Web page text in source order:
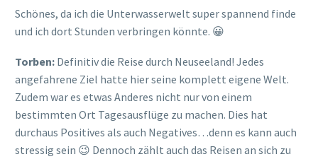
Schönes, da ich die Unterwasserwelt super spannend finde
und ich dort Stunden verbringen könnte. 😀
Torben: Definitiv die Reise durch Neuseeland! Jedes
angefahrene Ziel hatte hier seine komplett eigene Welt.
Zudem war es etwas Anderes nicht nur von einem
bestimmten Ort Tagesausflüge zu machen. Dies hat
durchaus Positives als auch Negatives…denn es kann auch
stressig sein 😉 Dennoch zählt auch das Reisen an sich zu